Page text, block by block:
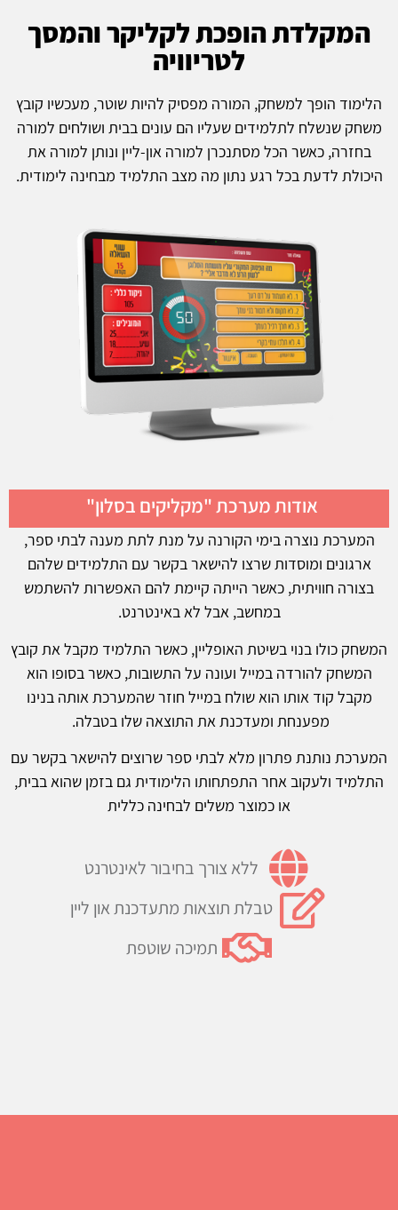
המקלדת הופכת לקליקר והמסך
לטריוויה
הלימוד הופך למשחק, המורה מפסיק להיות שוטר, מעכשיו קובץ
משחק שנשלח לתלמידים שעליו הם עונים בבית ושולחים למורה
בחזרה, כאשר הכל מסתנכרן למורה און-ליין ונותן למורה את
היכולת לדעת בכל רגע נתון מה מצב התלמיד מבחינה לימודית.
אודות מערכת "מקליקים בסלון"
המערכת נוצרה בימי הקורנה על מנת לתת מענה לבתי ספר,
ארגונים ומוסדות שרצו להישאר בקשר עם התלמידים שלהם
בצורה חוויתית, כאשר הייתה קיימת להם האפשרות להשתמש
במחשב, אבל לא באינטרנט.
המשחק כולו בנוי בשיטת האופליין, כאשר התלמיד מקבל את קובץ
המשחק להורדה במייל ועונה על התשובות, כאשר בסופו הוא
מקבל קוד אותו הוא שולח במייל חוזר שהמערכת אותה בנינו
מפענחת ומעדכנת את התוצאה שלו בטבלה.
המערכת נותנת פתרון מלא לבתי ספר שרוצים להישאר בקשר עם
התלמיד ולעקוב אחר התפתחותו הלימודית גם בזמן שהוא בבית,
או כמוצר משלים לבחינה כללית
ללא צורך בחיבור לאינטרנט
טבלת תוצאות מתעדכנת און ליין
תמיכה שוטפת